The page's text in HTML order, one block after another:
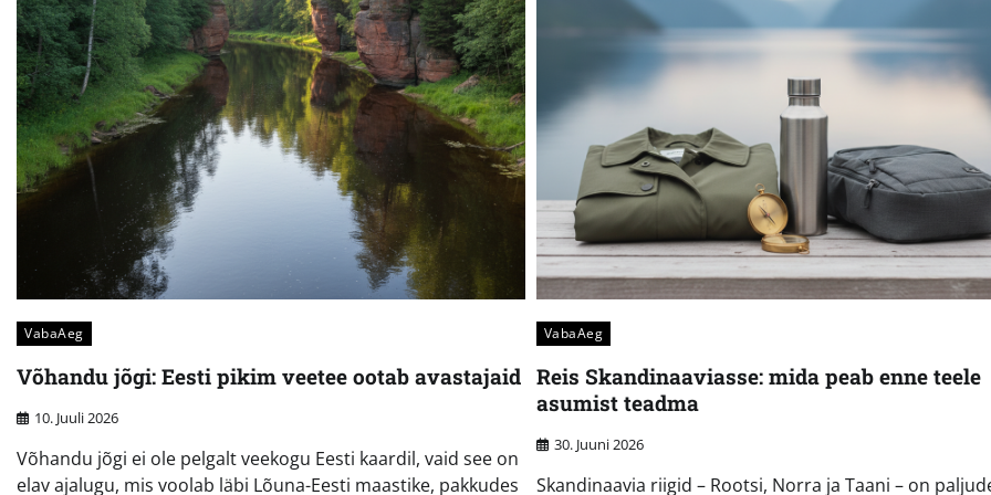
VabaAeg
Võhandu jõgi: Eesti pikim veetee ootab avastajaid
10. Juuli 2026
Võhandu jõgi ei ole pelgalt veekogu Eesti kaardil, vaid see on
elav ajalugu, mis voolab läbi Lõuna-Eesti maastike, pakkudes
VabaAeg
Reis Skandinaaviasse: mida peab enne teele
asumist teadma
30. Juuni 2026
Skandinaavia riigid – Rootsi, Norra ja Taani – on